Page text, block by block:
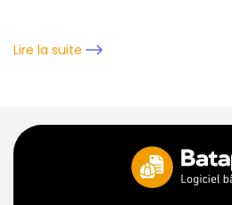
Lire la suite